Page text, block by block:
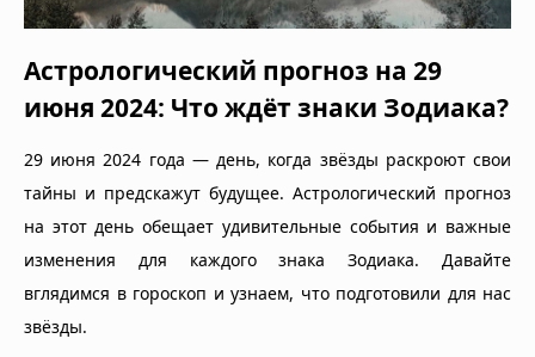
Астрологический прогноз на 29
июня 2024: Что ждёт знаки Зодиака?
29 июня 2024 года — день, когда звёзды раскроют свои
тайны и предскажут будущее. Астрологический прогноз
на этот день обещает удивительные события и важные
изменения для каждого знака Зодиака. Давайте
вглядимся в гороскоп и узнаем, что подготовили для нас
звёзды.